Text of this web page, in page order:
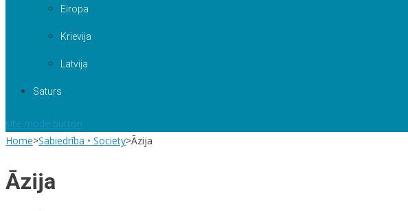
Eiropa
Krievija
Latvija
Saturs
site mode button
Home>Sabiedrība • Society>Āzija
Āzija